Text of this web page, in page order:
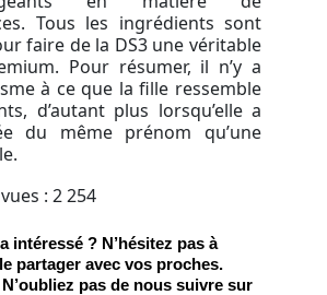
Tous les ingrédients sont
faire de la DS3 une véritable
Pour résumer, il n’y a
à ce que la fille ressemble
d’autant plus lorsqu’elle a
du même prénom qu’une
: 2 254
intéressé ? N’hésitez pas à
partager avec vos proches.
pas de nous suivre sur